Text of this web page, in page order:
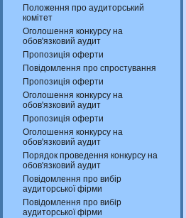
Положення про аудиторський
комітет
Оголошення конкурсу на
обов'язковий аудит
Пропозиція оферти
Повідомлення про спростування
Пропозиція оферти
Оголошення конкурсу на
обов'язковий аудит
Пропозиція оферти
Оголошення конкурсу на
обов'язковий аудит
Порядок проведення конкурсу на
обов'язковий аудит
Повідомлення про вибір
аудиторської фірми
Повідомлення про вибір
аудиторської фірми